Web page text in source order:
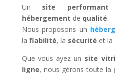
Un site performant
hébergement de qualité.
Nous proposons un
la fiabilité, la sécurité et la
Que vous ayez un site
ligne, nous gérons toute la